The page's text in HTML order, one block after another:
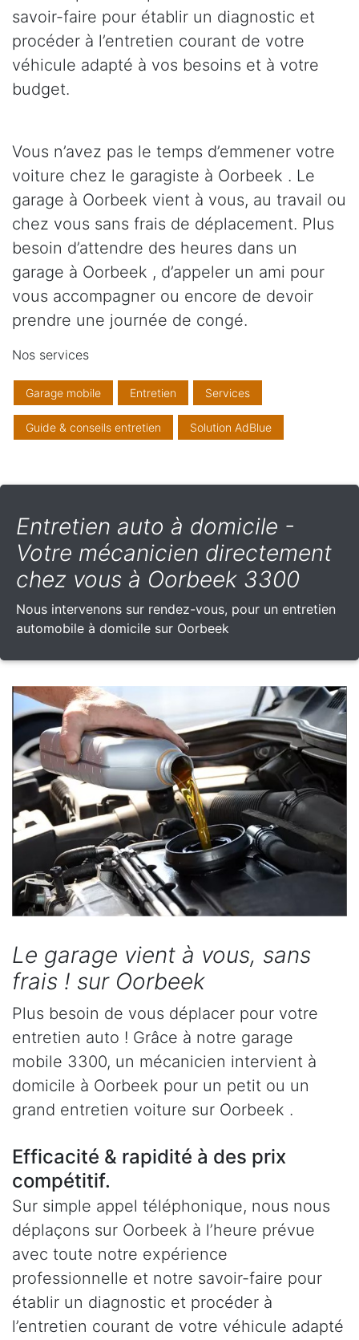
savoir-faire pour établir un diagnostic et
procéder à l’entretien courant de votre
véhicule adapté à vos besoins et à votre
budget.
Vous n’avez pas le temps d’emmener votre
voiture chez le garagiste à Oorbeek . Le
garage à Oorbeek vient à vous, au travail ou
chez vous sans frais de déplacement. Plus
besoin d’attendre des heures dans un
garage à Oorbeek , d’appeler un ami pour
vous accompagner ou encore de devoir
prendre une journée de congé.
Nos services
Garage mobile Entretien Services
Guide & conseils entretien Solution AdBlue
Entretien auto à domicile -
Votre mécanicien directement
chez vous à Oorbeek 3300
Nous intervenons sur rendez-vous, pour un entretien
automobile à domicile sur Oorbeek
Le garage vient à vous, sans
frais ! sur Oorbeek
Plus besoin de vous déplacer pour votre
entretien auto ! Grâce à notre garage
mobile 3300, un mécanicien intervient à
domicile à Oorbeek pour un petit ou un
grand entretien voiture sur Oorbeek .
Efficacité & rapidité à des prix
compétitif.
Sur simple appel téléphonique, nous nous
déplaçons sur Oorbeek à l’heure prévue
avec toute notre expérience
professionnelle et notre savoir-faire pour
établir un diagnostic et procéder à
l’entretien courant de votre véhicule adapté